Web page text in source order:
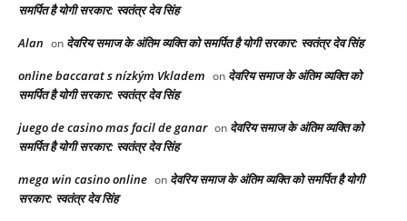
समर्पित है योगी सरकार: स्वतंत्र देव सिंह
Alan on देवरिय समाज के अंतिम व्यक्ति को समर्पित है योगी सरकार: स्वतंत्र देव सिंह
online baccarat s nízkým Vkladem on देवरिय समाज के अंतिम व्यक्ति को
समर्पित है योगी सरकार: स्वतंत्र देव सिंह
juego de casino mas facil de ganar on देवरिय समाज के अंतिम व्यक्ति को
समर्पित है योगी सरकार: स्वतंत्र देव सिंह
mega win casino online on देवरिय समाज के अंतिम व्यक्ति को समर्पित है योगी
सरकार: स्वतंत्र देव सिंह